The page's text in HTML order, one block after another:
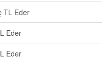
TL Eder
Eder
Eder